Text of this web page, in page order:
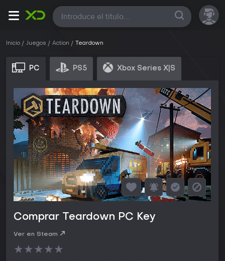
Todas
Inicio Juegos Action Teardown
PC PS5 Xbox Series X|S
Comprar Teardown PC Key
Ver en Steam
★★★★★